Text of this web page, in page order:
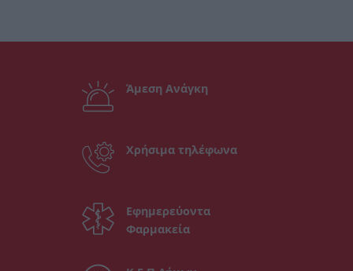
Άμεση Ανάγκη
Χρήσιμα τηλέφωνα
Εφημερεύοντα
Φαρμακεία